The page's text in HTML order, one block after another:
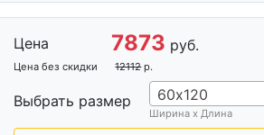
Цена 7873 руб.
Цена без скидки 12112 р.
Выбрать размер 60х120
Ширина х Длина